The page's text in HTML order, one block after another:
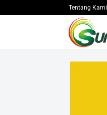
Tentang Kami